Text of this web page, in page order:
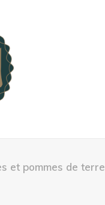
et pommes de terre